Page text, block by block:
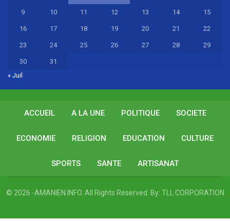
9 10 11 12 13 14 15
16 17 18 19 20 21 22
23 24 25 26 27 28 29
30
31
« Juil
ACCUEIL A LA UNE POLITIQUE SOCIETE
ECONOMIE RELIGION EDUCATION CULTURE
SPORTS SANTE ARTISANAT
© 2026 -AMANIEN.INFO. All Rights Reserved. By: TLL CORPORATION